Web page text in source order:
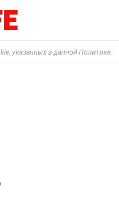
указанных в данной Политике.